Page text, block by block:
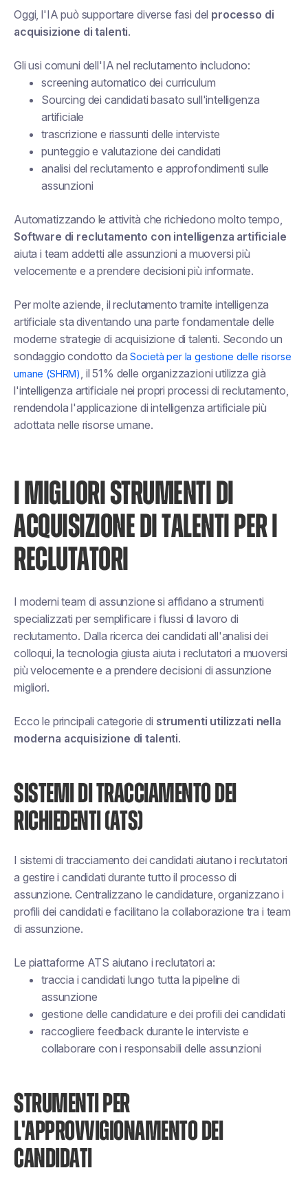
Oggi, l'IA può supportare diverse fasi del processo di
acquisizione di talenti.
Gli usi comuni dell'IA nel reclutamento includono:
screening automatico dei curriculum
Sourcing dei candidati basato sull'intelligenza
artificiale
trascrizione e riassunti delle interviste
punteggio e valutazione dei candidati
analisi del reclutamento e approfondimenti sulle
assunzioni
Automatizzando le attività che richiedono molto tempo,
Software di reclutamento con intelligenza artificiale
aiuta i team addetti alle assunzioni a muoversi più
velocemente e a prendere decisioni più informate.
Per molte aziende, il reclutamento tramite intelligenza
artificiale sta diventando una parte fondamentale delle
moderne strategie di acquisizione di talenti. Secondo un
sondaggio condotto daSocietà per la gestione delle risorse
umane (SHRM), il 51% delle organizzazioni utilizza già
l'intelligenza artificiale nei propri processi di reclutamento,
rendendola l'applicazione di intelligenza artificiale più
adottata nelle risorse umane.
I MIGLIORI STRUMENTI DI
ACQUISIZIONE DI TALENTI PER I
RECLUTATORI
I moderni team di assunzione si affidano a strumenti
specializzati per semplificare i flussi di lavoro di
reclutamento. Dalla ricerca dei candidati all'analisi dei
colloqui, la tecnologia giusta aiuta i reclutatori a muoversi
più velocemente e a prendere decisioni di assunzione
migliori.
Ecco le principali categorie di strumenti utilizzati nella
moderna acquisizione di talenti.
SISTEMI DI TRACCIAMENTO DEI
RICHIEDENTI (ATS)
I sistemi di tracciamento dei candidati aiutano i reclutatori
a gestire i candidati durante tutto il processo di
assunzione. Centralizzano le candidature, organizzano i
profili dei candidati e facilitano la collaborazione tra i team
di assunzione.
Le piattaforme ATS aiutano i reclutatori a:
traccia i candidati lungo tutta la pipeline di
assunzione
gestione delle candidature e dei profili dei candidati
raccogliere feedback durante le interviste e
collaborare con i responsabili delle assunzioni
STRUMENTI PER
L'APPROVVIGIONAMENTO DEI
CANDIDATI